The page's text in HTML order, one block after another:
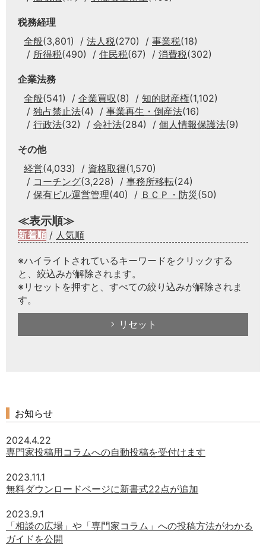
税務経理
全般(3,801) 法人税(270) 事業税(18)
所得税(490) 住民税(67) 消費税(302)
企業法務
全般(541) 企業買収(8) 知的財産権(1,102)
独占禁止法(4) 事業再生・倒産法(16)
行政法(32) 会社法(284) 個人情報保護法(9)
その他
経営(4,033) 資格取得(1,570)
コーチング(3,228) 事務所移転(24)
保有ビル運営管理(40) ＢＣＰ・防災 (50)
≪表示順≫
新着順 / 人気順
※ハイライトされているキーワードをクリックする
と、絞込みが解除されます。
※リセットを押すと、すべての絞り込みが解除されま
す。
リセット
お知らせ
2024.4.22
専門家投稿用コラムへの自動投稿を受付けます
2023.11.1
無料ダウンロードページに新書式22点が追加
2023.9.1
「相談の広場」や「専門家コラム」への投稿方法がわかる
ガイドを公開